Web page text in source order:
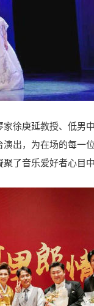
徐庚延教授、低男
出，为在场的每一
了音乐爱好者心目